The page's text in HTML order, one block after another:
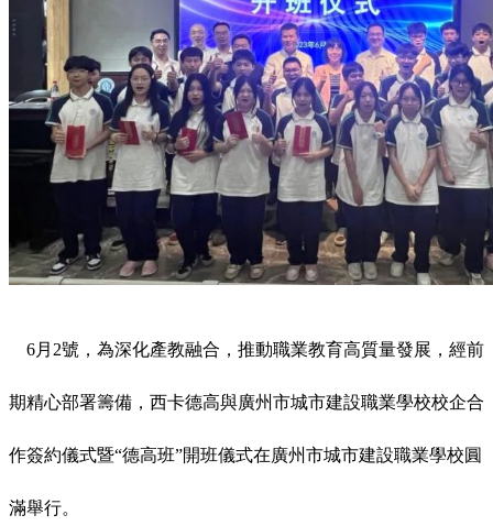
6月2號，為深化產教融合，推動職業教育高質量發展，經前
期精心部署籌備，西卡德高與廣州市城市建設職業學校校企合
作簽約儀式暨“德高班”開班儀式在廣州市城市建設職業學校圓
滿舉行。